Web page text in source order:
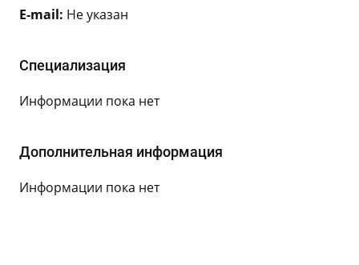
E-mail: Не указан
Специализация
Информации пока нет
Дополнительная информация
Информации пока нет